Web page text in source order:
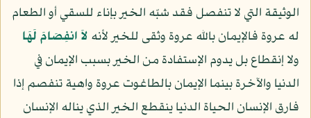
الوثيقة التي لا تنفصل فقد شبّه الخير بإناء للسقي أو الطعام
له عروة فالإيمان بالله عروة وثقى للخير لأنه لاَ انفِصَامَ لَهَا
ولا إنقطاع بل يدوم الإستفادة من الخير بسبب الإيمان في
الدنيا والآخرة بينما الإيمان بالطاغوت عروة واهية تنفصم إذا
فارق الإنسان الحياة الدنيا ينقطع الخير الذي يناله الإنسان